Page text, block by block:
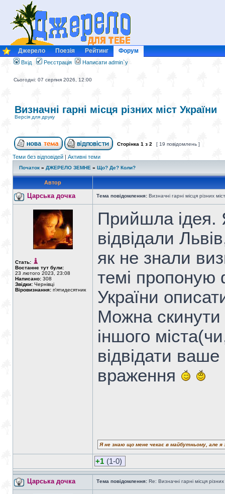
Джерело Поезія Рейтинг Форум
Вхід Реєстрація Написати admin`у
Сьогодні: 07 серпня 2026, 12:00
Визначні гарні місця різних міст України
Версія для друку
Сторінка 1 з 2 [ 19 повідомлень ]
Теми без відповідей | Активні теми
Початок » ДЖЕРЕЛО ЗЕМНЕ » Що? Де? Коли?
Автор
Царська дочка Тема повідомлення: Визначні гарні місця різних
Стать:
Востаннє тут були:
23 лютого 2023, 23:08
Написано: 308
Звідки: Чернівці
Віровизнання: п'ятидесятник
Прийшла
відвідали
як не знали
темі пропоную
України
Можна
іншого
відвідати
враження
Я не знаю що мене чекає в майбутньому, але
+1 (1-0)
Царська дочка Тема повідомлення: Re: Визначні гарні місця